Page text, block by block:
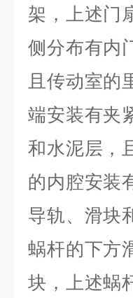
架，上述门
侧分布有内
且传动室的
端安装有夹
和水泥层，
的内腔安装
导轨、滑块
蜗杆的下方
块，上述蜗